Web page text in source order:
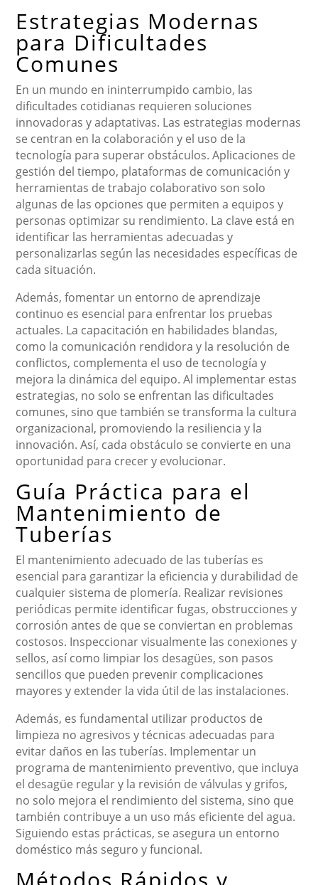
Estrategias Modernas
para Dificultades
Comunes
En un mundo en ininterrumpido cambio, las
dificultades cotidianas requieren soluciones
innovadoras y adaptativas. Las estrategias modernas
se centran en la colaboración y el uso de la
tecnología para superar obstáculos. Aplicaciones de
gestión del tiempo, plataformas de comunicación y
herramientas de trabajo colaborativo son solo
algunas de las opciones que permiten a equipos y
personas optimizar su rendimiento. La clave está en
identificar las herramientas adecuadas y
personalizarlas según las necesidades específicas de
cada situación.
Además, fomentar un entorno de aprendizaje
continuo es esencial para enfrentar los pruebas
actuales. La capacitación en habilidades blandas,
como la comunicación rendidora y la resolución de
conflictos, complementa el uso de tecnología y
mejora la dinámica del equipo. Al implementar estas
estrategias, no solo se enfrentan las dificultades
comunes, sino que también se transforma la cultura
organizacional, promoviendo la resiliencia y la
innovación. Así, cada obstáculo se convierte en una
oportunidad para crecer y evolucionar.
Guía Práctica para el
Mantenimiento de
Tuberías
El mantenimiento adecuado de las tuberías es
esencial para garantizar la eficiencia y durabilidad de
cualquier sistema de plomería. Realizar revisiones
periódicas permite identificar fugas, obstrucciones y
corrosión antes de que se conviertan en problemas
costosos. Inspeccionar visualmente las conexiones y
sellos, así como limpiar los desagües, son pasos
sencillos que pueden prevenir complicaciones
mayores y extender la vida útil de las instalaciones.
Además, es fundamental utilizar productos de
limpieza no agresivos y técnicas adecuadas para
evitar daños en las tuberías. Implementar un
programa de mantenimiento preventivo, que incluya
el desagüe regular y la revisión de válvulas y grifos,
no solo mejora el rendimiento del sistema, sino que
también contribuye a un uso más eficiente del agua.
Siguiendo estas prácticas, se asegura un entorno
doméstico más seguro y funcional.